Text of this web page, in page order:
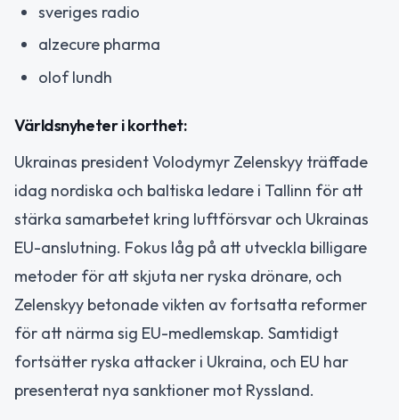
sveriges radio
alzecure pharma
olof lundh
Världsnyheter i korthet:
Ukrainas president Volodymyr Zelenskyy träffade
idag nordiska och baltiska ledare i Tallinn för att
stärka samarbetet kring luftförsvar och Ukrainas
EU-anslutning. Fokus låg på att utveckla billigare
metoder för att skjuta ner ryska drönare, och
Zelenskyy betonade vikten av fortsatta reformer
för att närma sig EU-medlemskap. Samtidigt
fortsätter ryska attacker i Ukraina, och EU har
presenterat nya sanktioner mot Ryssland.